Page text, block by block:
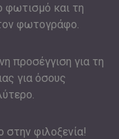
φωτισμό και τη
φωτογράφο.
προσέγγιση για τη
για όσους
φιλοξενία!